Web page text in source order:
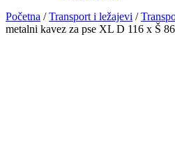
Početna /Transport i ležajevi /
metalni kavez za pse XL D 116 x Š